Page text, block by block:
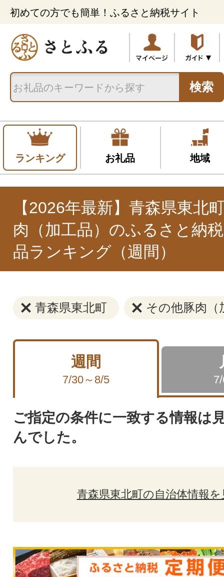
初めての方でも簡単！ふるさと納税サイト
検索
ランキング お礼品 地域
【2026年最新】青森県東北
肉（加工品）のふるさと納
品ランキング（週間）
青森県東北町 その他豚肉（
週間
7/30～8/5
ご指定の条件に一致する情報は
んでした。
青森県東北町の自治体情報を